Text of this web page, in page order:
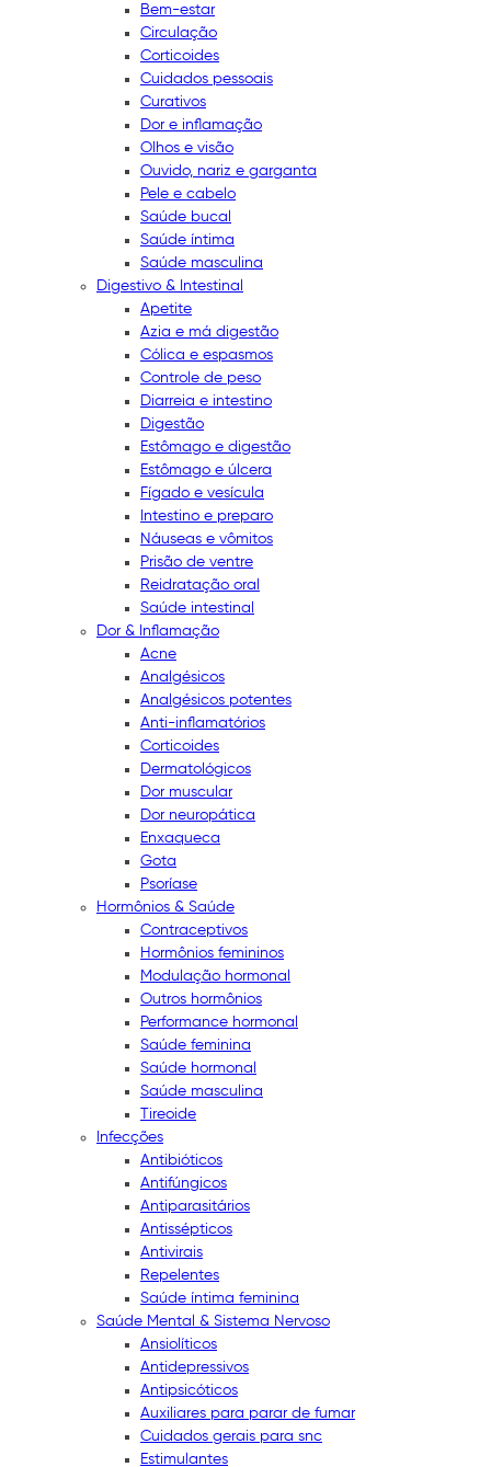
Bem-estar
Circulação
Corticoides
Cuidados pessoais
Curativos
Dor e inflamação
Olhos e visão
Ouvido, nariz e garganta
Pele e cabelo
Saúde bucal
Saúde íntima
Saúde masculina
Digestivo & Intestinal
Apetite
Azia e má digestão
Cólica e espasmos
Controle de peso
Diarreia e intestino
Digestão
Estômago e digestão
Estômago e úlcera
Fígado e vesícula
Intestino e preparo
Náuseas e vômitos
Prisão de ventre
Reidratação oral
Saúde intestinal
Dor & Inflamação
Acne
Analgésicos
Analgésicos potentes
Anti-inflamatórios
Corticoides
Dermatológicos
Dor muscular
Dor neuropática
Enxaqueca
Gota
Psoríase
Hormônios & Saúde
Contraceptivos
Hormônios femininos
Modulação hormonal
Outros hormônios
Performance hormonal
Saúde feminina
Saúde hormonal
Saúde masculina
Tireoide
Infecções
Antibióticos
Antifúngicos
Antiparasitários
Antissépticos
Antivirais
Repelentes
Saúde íntima feminina
Saúde Mental & Sistema Nervoso
Ansiolíticos
Antidepressivos
Antipsicóticos
Auxiliares para parar de fumar
Cuidados gerais para snc
Estimulantes